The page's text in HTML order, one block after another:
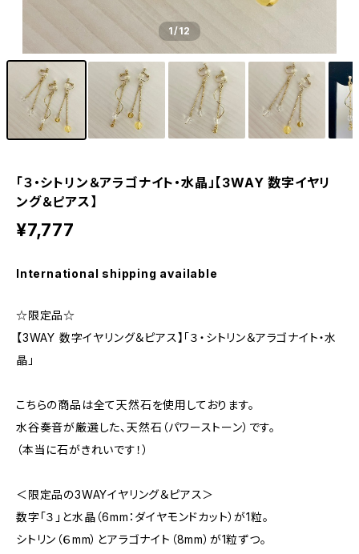
1/12
「３・シトリン＆アラゴナイト・水晶」【3WAY 数字イヤリ
ング＆ピアス】
¥7,777
International shipping available
☆限定品☆
【3WAY 数字イヤリング＆ピアス】「３・シトリン＆アラゴナイト・水
晶」
こちらの商品は全て天然石を使用しております。
水谷奏音が厳選した、天然石（パワーストーン）です。
（本当に石がきれいです！）
＜限定品の3WAYイヤリング＆ピアス＞
数字「３」と水晶（6mm：ダイヤモンドカット）が1粒。
シトリン（６mm）とアラゴナイト（8mm）が1粒ずつ。